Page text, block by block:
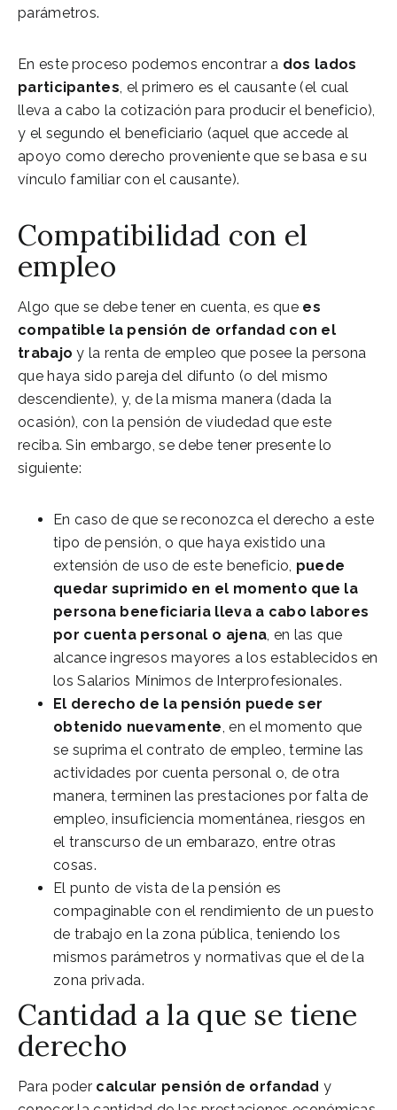
parámetros.
En este proceso podemos encontrar a dos lados
participantes, el primero es el causante (el cual
lleva a cabo la cotización para producir el beneficio),
y el segundo el beneficiario (aquel que accede al
apoyo como derecho proveniente que se basa e su
vínculo familiar con el causante).
Compatibilidad con el
empleo
Algo que se debe tener en cuenta, es que es
compatible la pensión de orfandad con el
trabajo y la renta de empleo que posee la persona
que haya sido pareja del difunto (o del mismo
descendiente), y, de la misma manera (dada la
ocasión), con la pensión de viudedad que este
reciba. Sin embargo, se debe tener presente lo
siguiente:
En caso de que se reconozca el derecho a este
tipo de pensión, o que haya existido una
extensión de uso de este beneficio, puede
quedar suprimido en el momento que la
persona beneficiaria lleva a cabo labores
por cuenta personal o ajena, en las que
alcance ingresos mayores a los establecidos en
los Salarios Mínimos de Interprofesionales.
El derecho de la pensión puede ser
obtenido nuevamente, en el momento que
se suprima el contrato de empleo, termine las
actividades por cuenta personal o, de otra
manera, terminen las prestaciones por falta de
empleo, insuficiencia momentánea, riesgos en
el transcurso de un embarazo, entre otras
cosas.
El punto de vista de la pensión es
compaginable con el rendimiento de un puesto
de trabajo en la zona pública, teniendo los
mismos parámetros y normativas que el de la
zona privada.
Cantidad a la que se tiene
derecho
Para poder calcular pensión de orfandad y